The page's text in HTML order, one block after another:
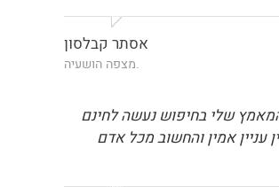
אסתר קבלסון
.מצפה הושעיה
שלי בחיפוש נעשה לחינם
אמין והחשוב מכל אדם